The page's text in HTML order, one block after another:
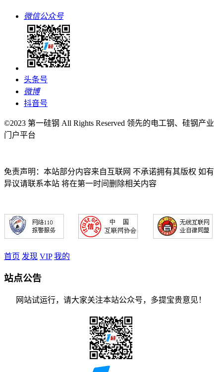
微信公众号
头条号
微博
抖音号
©2023 第一硅钢 All Rights Reserved 领先的电工钢、硅钢产业
门户平台
免责声明：本站部分内容来自互联网 不承诺拥有其版权 如有
异议请联系本站 将在第一时间删除相关内容
首页 发现 VIP 我的
站点公告
网站试运行，请大家关注本站公众号，多提宝贵意见！